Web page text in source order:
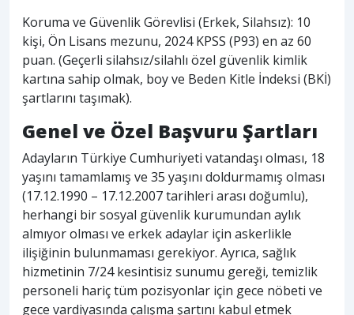
Koruma ve Güvenlik Görevlisi (Erkek, Silahsız): 10
kişi, Ön Lisans mezunu, 2024 KPSS (P93) en az 60
puan. (Geçerli silahsız/silahlı özel güvenlik kimlik
kartına sahip olmak, boy ve Beden Kitle İndeksi (BKİ)
şartlarını taşımak).
Genel ve Özel Başvuru Şartları
Adayların Türkiye Cumhuriyeti vatandaşı olması, 18
yaşını tamamlamış ve 35 yaşını doldurmamış olması
(17.12.1990 – 17.12.2007 tarihleri arası doğumlu),
herhangi bir sosyal güvenlik kurumundan aylık
almıyor olması ve erkek adaylar için askerlikle
ilişiğinin bulunmaması gerekiyor. Ayrıca, sağlık
hizmetinin 7/24 kesintisiz sunumu gereği, temizlik
personeli hariç tüm pozisyonlar için gece nöbeti ve
gece vardiyasında çalışma şartını kabul etmek